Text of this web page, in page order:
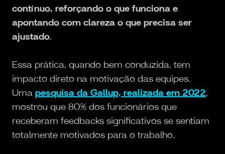
contínuo, reforçando o que funciona e
apontando com clareza o que precisa ser
ajustado.
Essa prática, quando bem conduzida, tem
impacto direto na motivação das equipes.
Uma pesquisa da Gallup, realizada em 2022,
mostrou que 80% dos funcionários que
receberam feedbacks significativos se sentiam
totalmente motivados para o trabalho.